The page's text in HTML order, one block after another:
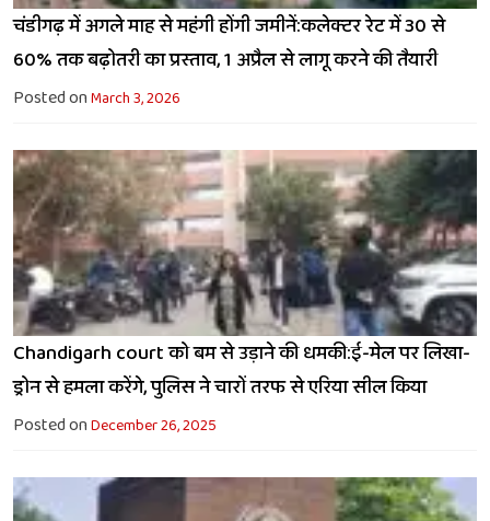
चंडीगढ़ में अगले माह से महंगी होंगी जमीनें:कलेक्टर रेट में 30 से
60% तक बढ़ोतरी का प्रस्ताव, 1 अप्रैल से लागू करने की तैयारी
Posted onMarch 3, 2026
Chandigarh court को बम से उड़ाने की धमकी:ई-मेल पर लिखा-
ड्रोन से हमला करेंगे, पुलिस ने चारों तरफ से एरिया सील किया
Posted onDecember 26, 2025